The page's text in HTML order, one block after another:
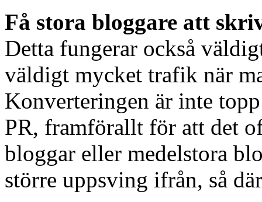
Få stora bloggare att
Detta fungerar också
väldigt mycket trafik när
Konverteringen är inte
PR, framförallt för att det
bloggar eller medelstora
större uppsving ifrån, så